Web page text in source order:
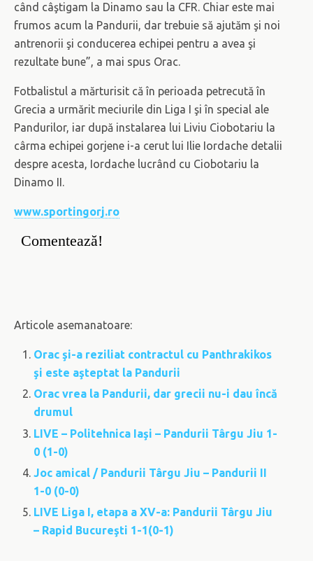
când câştigam la Dinamo sau la CFR. Chiar este mai
frumos acum la Pandurii, dar trebuie să ajutăm şi noi
antrenorii şi conducerea echipei pentru a avea şi
rezultate bune”, a mai spus Orac.
Fotbalistul a mărturisit că în perioada petrecută în
Grecia a urmărit meciurile din Liga I şi în special ale
Pandurilor, iar după instalarea lui Liviu Ciobotariu la
cârma echipei gorjene i-a cerut lui Ilie Iordache detalii
despre acesta, Iordache lucrând cu Ciobotariu la
Dinamo II.
www.sportingorj.ro
Comentează!
Articole asemanatoare:
Orac şi-a reziliat contractul cu Panthrakikos
şi este aşteptat la Pandurii
Orac vrea la Pandurii, dar grecii nu-i dau încă
drumul
LIVE – Politehnica Iaşi – Pandurii Târgu Jiu 1-
0 (1-0)
Joc amical / Pandurii Târgu Jiu – Pandurii II
1-0 (0-0)
LIVE Liga I, etapa a XV-a: Pandurii Târgu Jiu
– Rapid Bucureşti 1-1(0-1)